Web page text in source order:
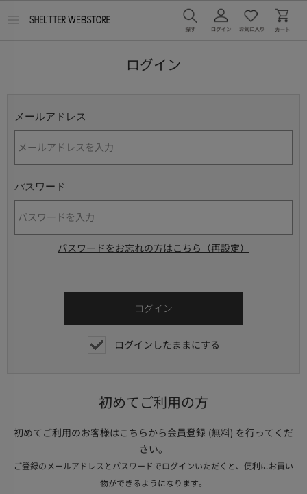
ログイン
メールアドレス
パスワード
パスワードをお忘れの方はこちら（再設定）
ログインしたままにする
初めてご利用の方
初めてご利用のお客様はこちらから会員登録 (無料) を行ってくだ
さい。
ご登録のメールアドレスとパスワードでログインいただくと、便利にお買い
物ができるようになります。